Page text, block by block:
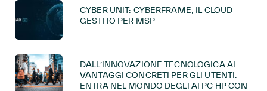
CYBER UNIT: CYBERFRAME, IL CLOUD
GESTITO PER MSP
DALL’INNOVAZIONE TECNOLOGICA AI
VANTAGGI CONCRETI PER GLI UTENTI.
ENTRA NEL MONDO DEGLI AI PC HP CON